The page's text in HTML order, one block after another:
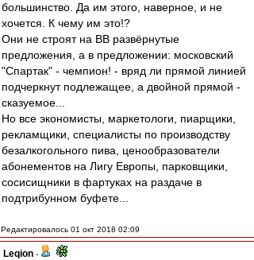
большинство. Да им этого, наверное, и не
хочется. К чему им это!?
Они не строят на ВВ развёрнутые
предложения, а в предложении: московский
"Спартак" - чемпион! - вряд ли прямой линией
подчеркнут подлежащее, а двойной прямой -
сказуемое...
Но все экономисты, маркетологи, пиарщики,
рекламщики, специалисты по производству
безалкогольного пива, ценообразователи
абонементов на Лигу Европы, парковщики,
сосисищники в фартуках на раздаче в
подтрибунном буфете...
Редактировалось 01 окт 2018 02:09
Leqion -